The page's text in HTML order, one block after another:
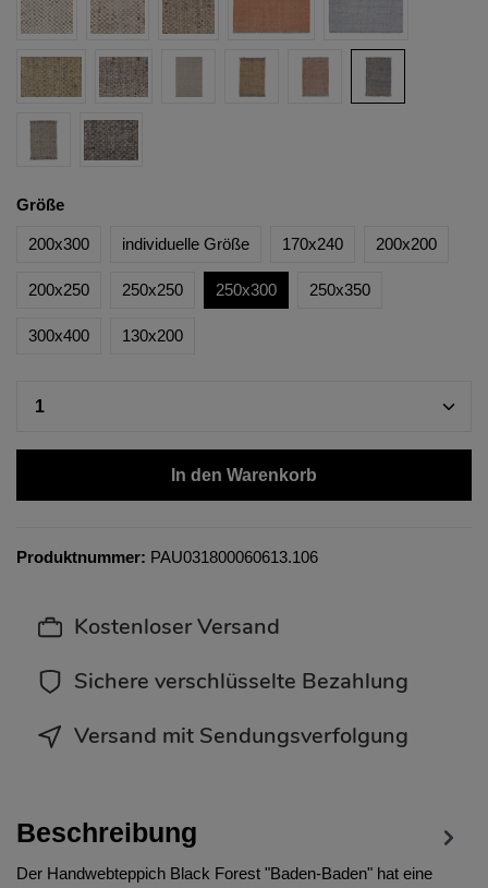
Größe
200x300 individuelle Größe 170x240 200x200
200x250 250x250 250x300 250x350
300x400 130x200
In den Warenkorb
Produktnummer: PAU031800060613.106
Kostenloser Versand
Sichere verschlüsselte Bezahlung
Versand mit Sendungsverfolgung
Beschreibung
Der Handwebteppich Black Forest "Baden-Baden" hat eine